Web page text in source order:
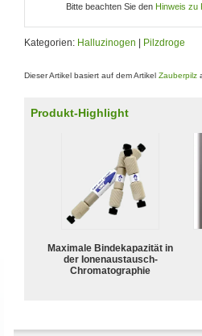
Bitte beachten Sie den Hinweis zu
Kategorien: Halluzinogen | Pilzdroge
Dieser Artikel basiert auf dem Artikel Zauberpilz
Produkt-Highlight
Maximale Bindekapazität in
der Ionenaustausch-
Chromatographie